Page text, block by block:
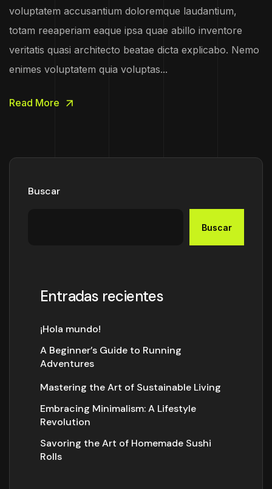
voluptatem accusantium doloremque laudantium,
totam reeaperiam eaque ipsa quae abillo inventore
veritatis quasi architecto beatae dicta explicabo. Nemo
enimes voluptatem quia voluptas...
Read More
Buscar
Buscar
Entradas recientes
¡Hola mundo!
A Beginner’s Guide to Running
Adventures
Mastering the Art of Sustainable Living
Embracing Minimalism: A Lifestyle
Revolution
Savoring the Art of Homemade Sushi
Rolls